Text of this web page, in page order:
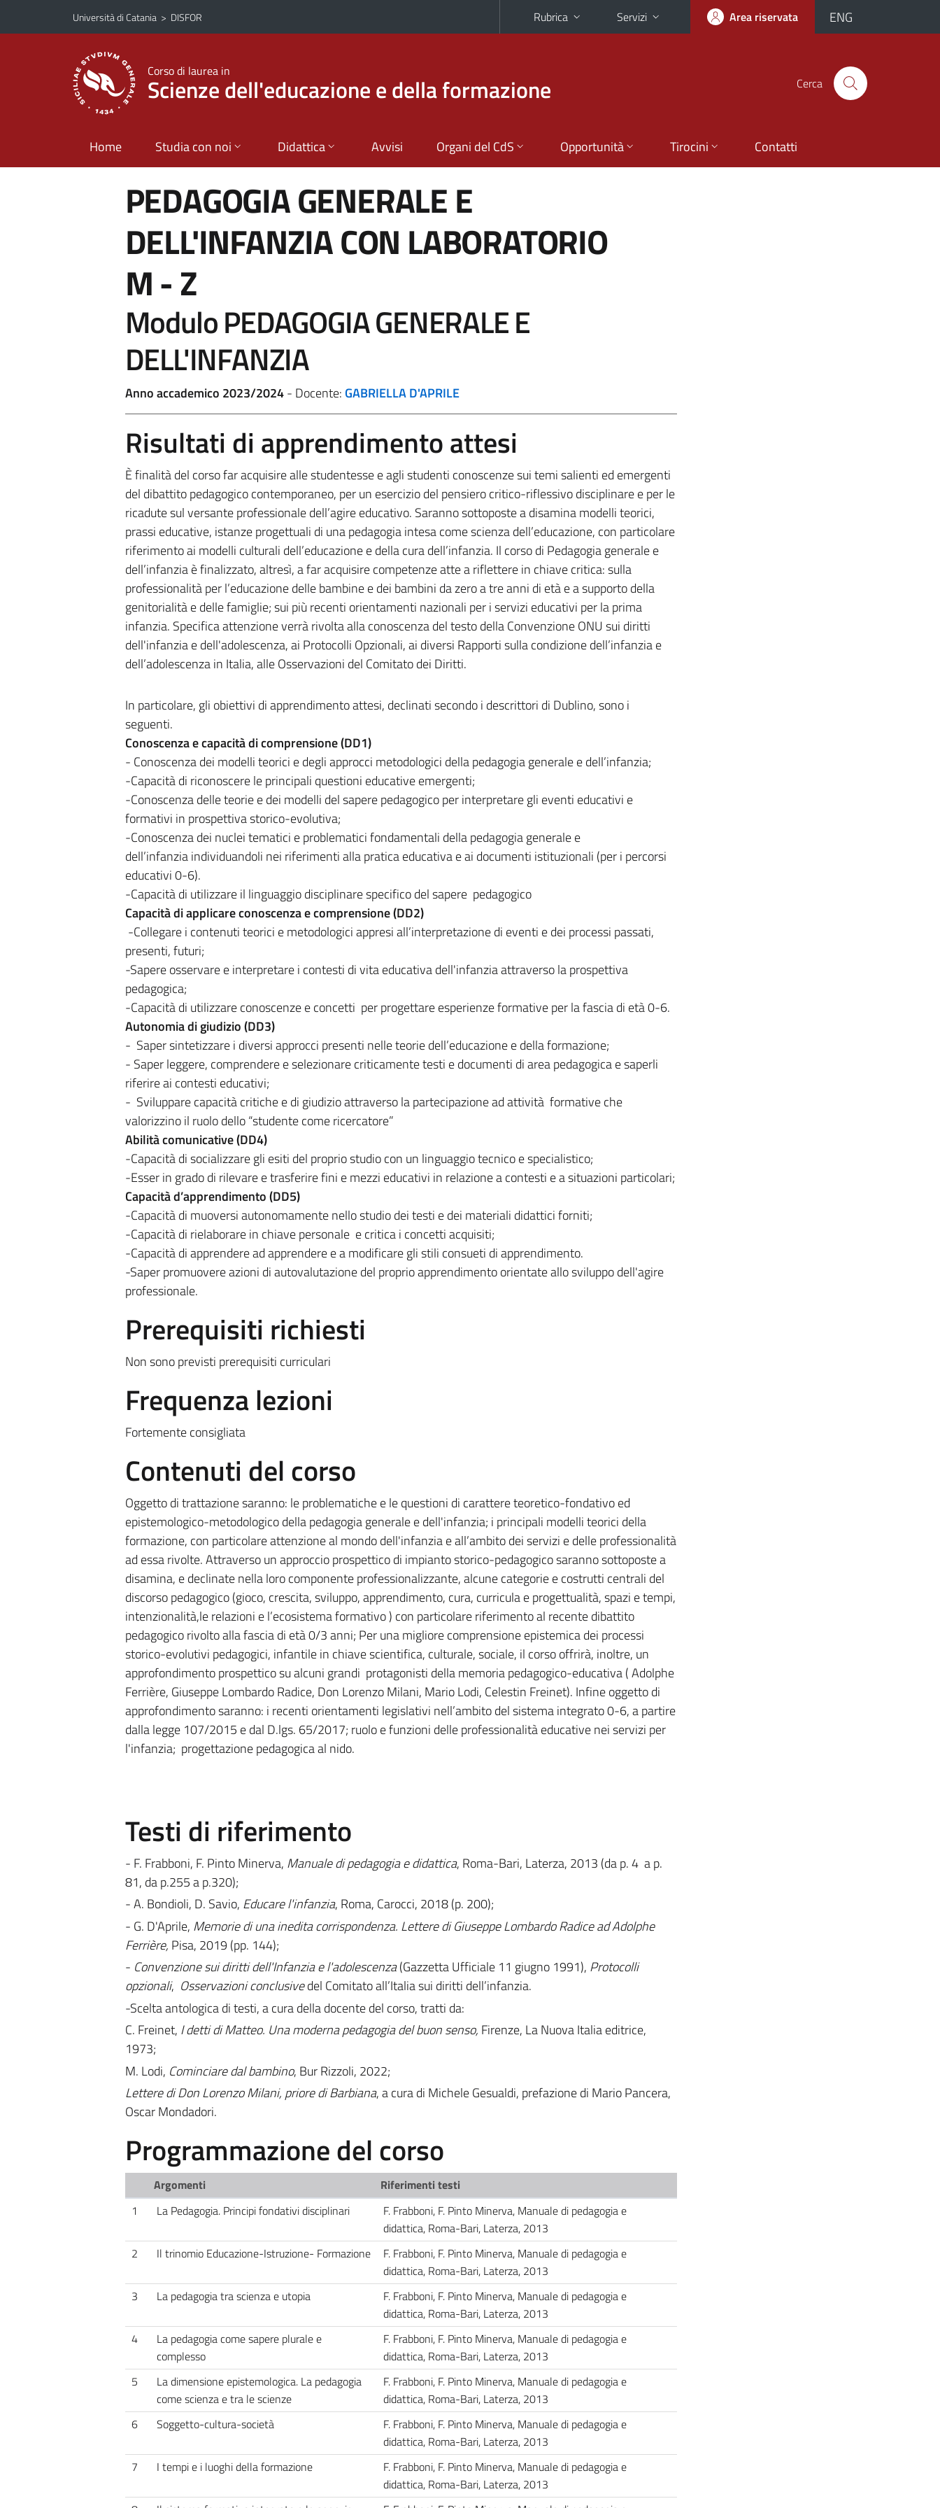
Vai al contenuto principale
Vai al menu di navigazione
Università di Catania > DISFOR Rubrica Servizi Area riservata ENG
Corso di laurea in
Scienze dell'educazione e della formazione Cerca
Home Studia con noi Didattica Avvisi Organi del CdS Opportunità Tirocini Contatti
PEDAGOGIA GENERALE E
DELL'INFANZIA CON LABORATORIO
M - Z
Modulo PEDAGOGIA GENERALE E
DELL'INFANZIA
Anno accademico 2023/2024- Docente: GABRIELLA D'APRILE
Risultati di apprendimento attesi
È finalità del corso far acquisire alle studentesse e agli studenti conoscenze sui temi salienti ed emergenti
del dibattito pedagogico contemporaneo, per un esercizio del pensiero critico-riflessivo disciplinare e per le
ricadute sul versante professionale dell’agire educativo. Saranno sottoposte a disamina modelli teorici,
prassi educative, istanze progettuali di una pedagogia intesa come scienza dell’educazione, con particolare
riferimento ai modelli culturali dell’educazione e della cura dell’infanzia. Il corso di Pedagogia generale e
dell’infanzia è finalizzato, altresì, a far acquisire competenze atte a riflettere in chiave critica: sulla
professionalità per l’educazione delle bambine e dei bambini da zero a tre anni di età e a supporto della
genitorialità e delle famiglie; sui più recenti orientamenti nazionali per i servizi educativi per la prima
infanzia. Specifica attenzione verrà rivolta alla conoscenza del testo della Convenzione ONU sui diritti
dell'infanzia e dell'adolescenza, ai Protocolli Opzionali, ai diversi Rapporti sulla condizione dell’infanzia e
dell’adolescenza in Italia, alle Osservazioni del Comitato dei Diritti.
In particolare, gli obiettivi di apprendimento attesi, declinati secondo i descrittori di Dublino, sono i
seguenti.
Conoscenza e capacità di comprensione (DD1)
- Conoscenza dei modelli teorici e degli approcci metodologici della pedagogia generale e dell’infanzia;
-Capacità di riconoscere le principali questioni educative emergenti;
-Conoscenza delle teorie e dei modelli del sapere pedagogico per interpretare gli eventi educativi e
formativi in prospettiva storico-evolutiva;
-Conoscenza dei nuclei tematici e problematici fondamentali della pedagogia generale e
dell’infanzia individuandoli nei riferimenti alla pratica educativa e ai documenti istituzionali (per i percorsi
educativi 0-6).
-Capacità di utilizzare il linguaggio disciplinare specifico del sapere pedagogico
Capacità di applicare conoscenza e comprensione (DD2)
-Collegare i contenuti teorici e metodologici appresi all’interpretazione di eventi e dei processi passati,
presenti, futuri;
-Sapere osservare e interpretare i contesti di vita educativa dell'infanzia attraverso la prospettiva
pedagogica;
-Capacità di utilizzare conoscenze e concetti per progettare esperienze formative per la fascia di età 0-6.
Autonomia di giudizio (DD3)
- Saper sintetizzare i diversi approcci presenti nelle teorie dell’educazione e della formazione;
- Saper leggere, comprendere e selezionare criticamente testi e documenti di area pedagogica e saperli
riferire ai contesti educativi;
- Sviluppare capacità critiche e di giudizio attraverso la partecipazione ad attività formative che
valorizzino il ruolo dello “studente come ricercatore”
Abilità comunicative (DD4)
-Capacità di socializzare gli esiti del proprio studio con un linguaggio tecnico e specialistico;
-Esser in grado di rilevare e trasferire fini e mezzi educativi in relazione a contesti e a situazioni particolari;
Capacità d’apprendimento (DD5)
-Capacità di muoversi autonomamente nello studio dei testi e dei materiali didattici forniti;
-Capacità di rielaborare in chiave personale e critica i concetti acquisiti;
-Capacità di apprendere ad apprendere e a modificare gli stili consueti di apprendimento.
-Saper promuovere azioni di autovalutazione del proprio apprendimento orientate allo sviluppo dell'agire
professionale.
Prerequisiti richiesti
Non sono previsti prerequisiti curriculari
Frequenza lezioni
Fortemente consigliata
Contenuti del corso
Oggetto di trattazione saranno: le problematiche e le questioni di carattere teoretico-fondativo ed
epistemologico-metodologico della pedagogia generale e dell'infanzia; i principali modelli teorici della
formazione, con particolare attenzione al mondo dell'infanzia e all’ambito dei servizi e delle professionalità
ad essa rivolte. Attraverso un approccio prospettico di impianto storico-pedagogico saranno sottoposte a
disamina, e declinate nella loro componente professionalizzante, alcune categorie e costrutti centrali del
discorso pedagogico (gioco, crescita, sviluppo, apprendimento, cura, curricula e progettualità, spazi e tempi,
intenzionalità,le relazioni e l’ecosistema formativo ) con particolare riferimento al recente dibattito
pedagogico rivolto alla fascia di età 0/3 anni; Per una migliore comprensione epistemica dei processi
storico-evolutivi pedagogici, infantile in chiave scientifica, culturale, sociale, il corso offrirà, inoltre, un
approfondimento prospettico su alcuni grandi protagonisti della memoria pedagogico-educativa ( Adolphe
Ferrière, Giuseppe Lombardo Radice, Don Lorenzo Milani, Mario Lodi, Celestin Freinet). Infine oggetto di
approfondimento saranno: i recenti orientamenti legislativi nell’ambito del sistema integrato 0-6, a partire
dalla legge 107/2015 e dal D.lgs. 65/2017; ruolo e funzioni delle professionalità educative nei servizi per
l'infanzia; progettazione pedagogica al nido.
Testi di riferimento
- F. Frabboni, F. Pinto Minerva, Manuale di pedagogia e didattica, Roma-Bari, Laterza, 2013 (da p. 4 a p.
81, da p.255 a p.320);
- A. Bondioli, D. Savio, Educare l'infanzia, Roma, Carocci, 2018 (p. 200);
- G. D'Aprile, Memorie di una inedita corrispondenza. Lettere di Giuseppe Lombardo Radice ad Adolphe
Ferrière, Pisa, 2019 (pp. 144);
- Convenzione sui diritti dell'Infanzia e l'adolescenza(Gazzetta Ufficiale 11 giugno 1991), Protocolli
opzionali, Osservazioni conclusivedel Comitato all’Italia sui diritti dell’infanzia.
-Scelta antologica di testi, a cura della docente del corso, tratti da:
C. Freinet, I detti di Matteo. Una moderna pedagogia del buon senso, Firenze, La Nuova Italia editrice,
1973;
M. Lodi, Cominciare dal bambino, Bur Rizzoli, 2022;
Lettere di Don Lorenzo Milani, priore di Barbiana, a cura di Michele Gesualdi, prefazione di Mario Pancera,
Oscar Mondadori.
Programmazione del corso
Argomenti
Riferimenti testi
1
La Pedagogia. Principi fondativi disciplinari
F. Frabboni, F. Pinto Minerva, Manuale di pedagogia e
didattica, Roma-Bari, Laterza, 2013
2
Il trinomio Educazione-Istruzione- Formazione
F. Frabboni, F. Pinto Minerva, Manuale di pedagogia e
didattica, Roma-Bari, Laterza, 2013
3
La pedagogia tra scienza e utopia
F. Frabboni, F. Pinto Minerva, Manuale di pedagogia e
didattica, Roma-Bari, Laterza, 2013
4
La pedagogia come sapere plurale e
complesso
F. Frabboni, F. Pinto Minerva, Manuale di pedagogia e
didattica, Roma-Bari, Laterza, 2013
5
La dimensione epistemologica. La pedagogia
come scienza e tra le scienze
F. Frabboni, F. Pinto Minerva, Manuale di pedagogia e
didattica, Roma-Bari, Laterza, 2013
6
Soggetto-cultura-società
F. Frabboni, F. Pinto Minerva, Manuale di pedagogia e
didattica, Roma-Bari, Laterza, 2013
7
I tempi e i luoghi della formazione
F. Frabboni, F. Pinto Minerva, Manuale di pedagogia e
didattica, Roma-Bari, Laterza, 2013